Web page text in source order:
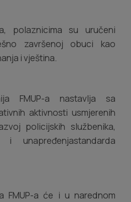
polaznicima su uručeni
završenoj obuci kao
i vještina.
FMUP-a nastavlja sa
aktivnosti usmjerenih
policijskih službenika,
unapređenjastandarda
FMUP-a će i u narednom